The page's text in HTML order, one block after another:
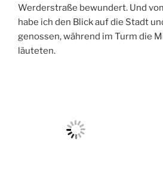
Werderstraße bewundert. Und
habe ich den Blick auf die Stadt
genossen, während im Turm die
läuteten.